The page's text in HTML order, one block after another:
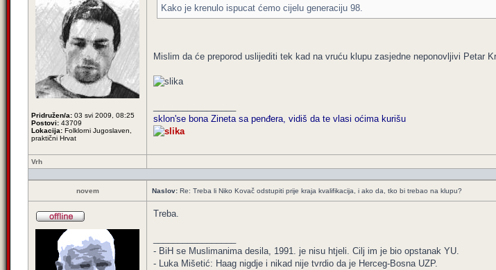
Pridružen/a: 03 svi 2009, 08:25
Postovi: 43709
Lokacija: Folklorni Jugoslaven,
praktični Hrvat
Kako je krenulo ispucat ćemo cijelu generaciju 98.
Mislim da će preporod uslijediti tek kad na vruću klupu zasjedne neponovljivi Petar
sklon'se bona Zineta sa penđera, vidiš da te vlasi oćima kurišu
Vrh
novem Naslov: Re: Treba li Niko Kovač odstupiti prije kraja kvalifikacija, i ako da, tko bi trebao na klupu?
Treba.
- BiH se Muslimanima desila, 1991. je nisu htjeli. Cilj im je bio opstanak YU.
- Luka Mišetić: Haag nigdje i nikad nije tvrdio da je Herceg-Bosna UZP.